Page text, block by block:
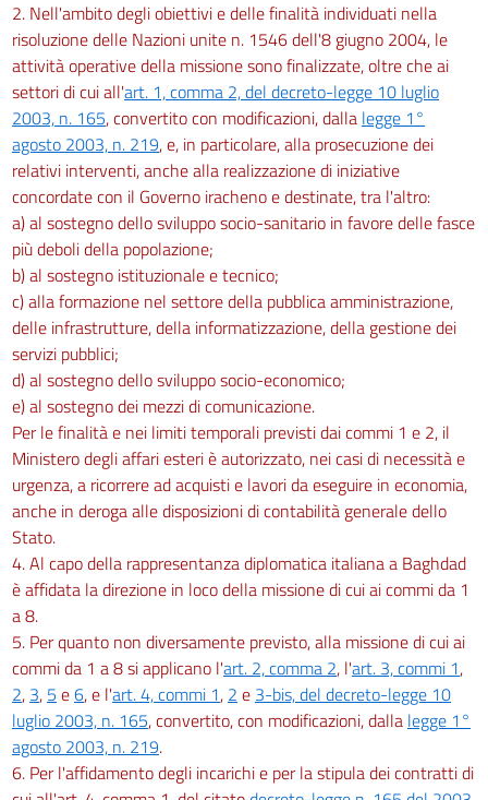
2. Nell'ambito degli obiettivi e delle finalità individuati nella
risoluzione delle Nazioni unite n. 1546 dell'8 giugno 2004, le
attività operative della missione sono finalizzate, oltre che ai
settori di cui all'art. 1, comma 2, del decreto-legge 10 luglio
2003, n. 165, convertito con modificazioni, dalla legge 1°
agosto 2003, n. 219, e, in particolare, alla prosecuzione dei
relativi interventi, anche alla realizzazione di iniziative
concordate con il Governo iracheno e destinate, tra l'altro:
a) al sostegno dello sviluppo socio-sanitario in favore delle fasce
più deboli della popolazione;
b) al sostegno istituzionale e tecnico;
c) alla formazione nel settore della pubblica amministrazione,
delle infrastrutture, della informatizzazione, della gestione dei
servizi pubblici;
d) al sostegno dello sviluppo socio-economico;
e) al sostegno dei mezzi di comunicazione.
Per le finalità e nei limiti temporali previsti dai commi 1 e 2, il
Ministero degli affari esteri è autorizzato, nei casi di necessità e
urgenza, a ricorrere ad acquisti e lavori da eseguire in economia,
anche in deroga alle disposizioni di contabilità generale dello
Stato.
4. Al capo della rappresentanza diplomatica italiana a Baghdad
è affidata la direzione in loco della missione di cui ai commi da 1
a 8.
5. Per quanto non diversamente previsto, alla missione di cui ai
commi da 1 a 8 si applicano l'art. 2, comma 2, l'art. 3, commi 1,
2, 3, 5 e6, e l'art. 4, commi 1, 2 e 3-bis, del decreto-legge 10
luglio 2003, n. 165, convertito, con modificazioni, dalla legge 1°
agosto 2003, n. 219.
6. Per l'affidamento degli incarichi e per la stipula dei contratti di